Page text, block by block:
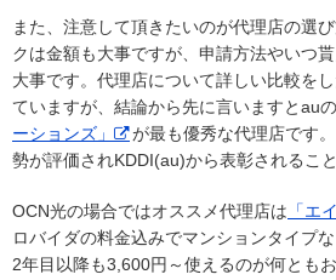
また、注意して頂きたいのが代理店の選
クは金額も大事ですが、申請方法やいつ
大事です。代理店について詳しい比較を
ていますが、結論から先に言いますとau
ーションズ」
が最も優秀な代理店です
勢が評価されKDDI(au)から表彰されること
OCN光の場合ではオススメ代理店は 「エ
ロバイダの料金込みでマンションタイプ
2年目以降も3,600円～使えるのが何とも